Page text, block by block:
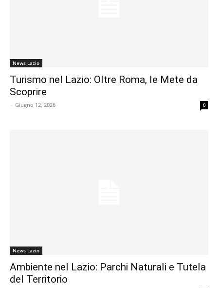
News Lazio
Turismo nel Lazio: Oltre Roma, le Mete da
Scoprire
- Giugno 12, 2026 0
News Lazio
Ambiente nel Lazio: Parchi Naturali e Tutela
del Territorio